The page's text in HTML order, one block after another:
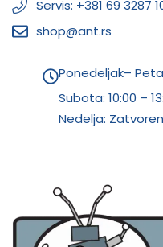
Servis: +381 69 3287
shop@ant.rs
Ponedeljak–
Subota: 10:00 –
Nedelja: